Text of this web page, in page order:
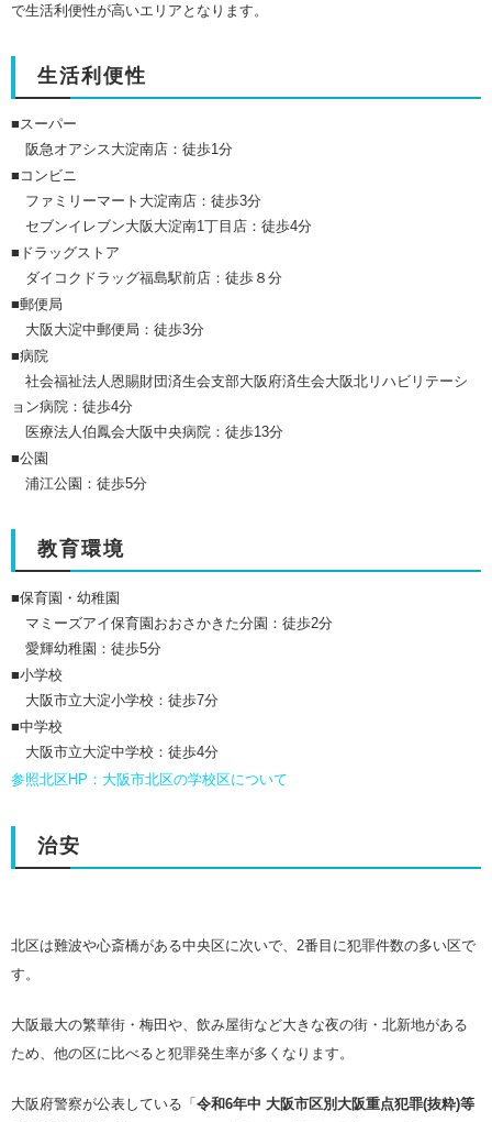
で生活利便性が高いエリアとなります。
生活利便性
■スーパー
阪急オアシス大淀南店 ：徒歩1分
■コンビニ
ファミリーマート大淀南店 ：徒歩3分
セブンイレブン大阪大淀南1丁目店 ：徒歩4分
■ドラッグストア
ダイコクドラッグ福島駅前店：徒歩８分
■郵便局
大阪大淀中郵便局 ：徒歩3分
■病院
社会福祉法人恩賜財団済生会支部大阪府済生会大阪北リハビリテーシ
ョン病院 ：徒歩4分
医療法人伯鳳会大阪中央病院 ：徒歩13分
■公園
浦江公園 ：徒歩5分
教育環境
■保育園・幼稚園
マミーズアイ保育園おおさかきた分園 ：徒歩2分
愛輝幼稚園 ：徒歩5分
■小学校
大阪市立大淀小学校 ：徒歩7分
■中学校
大阪市立大淀中学校 ：徒歩4分
参照北区HP：大阪市北区の学校区について
治安
北区は難波や心斎橋がある中央区に次いで、2番目に犯罪件数の多い区で
す。
大阪最大の繁華街・梅田や、飲み屋街など大きな夜の街・北新地がある
ため、他の区に比べると犯罪発生率が多くなります。
大阪府警察が公表している「令和6年中 大阪市区別大阪重点犯罪(抜粋)等